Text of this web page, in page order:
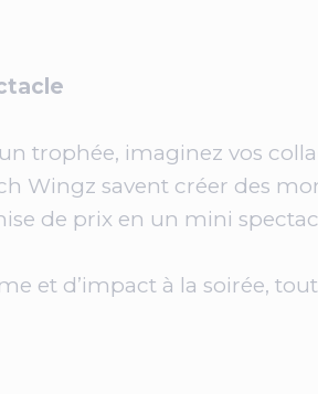
trophée, imaginez vos
Wingz savent créer des
de prix en un mini
et d’impact à la soirée,